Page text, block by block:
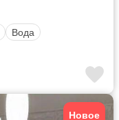
Вода
Новое